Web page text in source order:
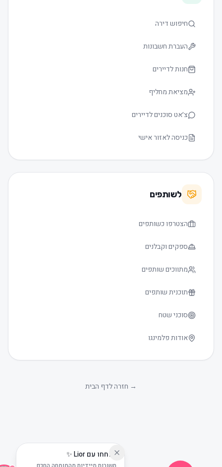
גודל טקסט
שוחחו עם Lior ✨
חיפוש דירה
העברת חשבונות
חנות לדיירים
מציאת מחליף
צ׳אט סוכנים לדיירים
כניסה לאזור אישי
לשותפים
הצטרפו כשותפים
ספקים וקבלנים
מתווכים שותפים
תוכנית שותפים
סוכני שטח
אודות פלמינגו
חזרה לדף הבית